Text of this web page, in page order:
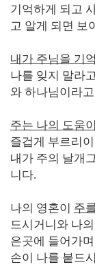
기억하게 되고
고 알게 되면 보
내가 주님을 기
나를 잊지 말라
와 하나님이라
주는 나의 도움
즐겁게 부르리
내가 주의 날개
니다.
나의 영혼이 주
드시거니와 나
은곳에 들어가
손이 나를 붙드